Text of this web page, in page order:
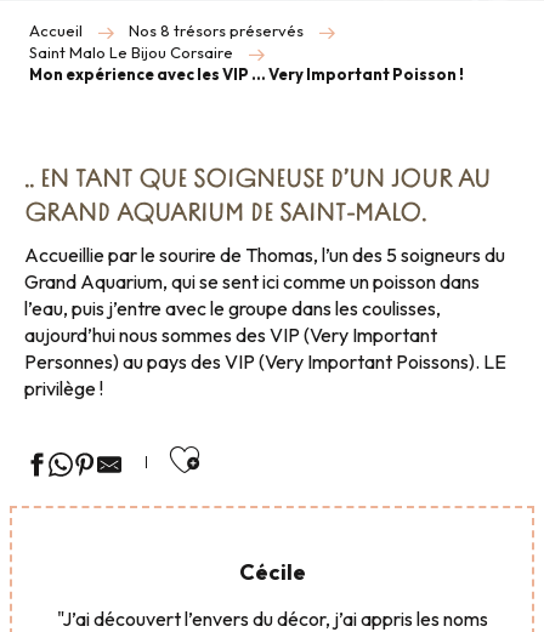
Accueil
Nos 8 trésors préservés
Saint Malo Le Bijou Corsaire
Mon expérience avec les VIP … Very Important Poisson !
.. EN TANT QUE SOIGNEUSE D’UN JOUR AU
GRAND AQUARIUM DE SAINT-MALO.
Accueillie par le sourire de Thomas, l’un des 5 soigneurs du
Grand Aquarium, qui se sent ici comme un poisson dans
l’eau, puis j’entre avec le groupe dans les coulisses,
aujourd’hui nous sommes des VIP (Very Important
Personnes) au pays des VIP (Very Important Poissons). LE
privilège !
Ajouter aux favoris
Cécile
"J’ai découvert l’envers du décor, j’ai appris les noms